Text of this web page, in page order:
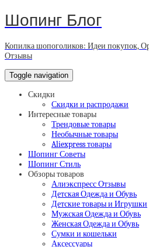
Шопинг Блог
Копилка шопоголиков: Идеи покупок,
Отзывы
Toggle navigation
Скидки
Скидки и распродажи
Интересные товары
Трендовые товары
Необычные товары
Aliexpress товары
Шопинг Советы
Шопинг Стиль
Обзоры товаров
Алиэкспресс Отзывы
Детская Одежда и Обувь
Детские товары и Игрушки
Мужская Одежда и Обувь
Женская Одежда и Обувь
Сумки и кошельки
Аксессуары